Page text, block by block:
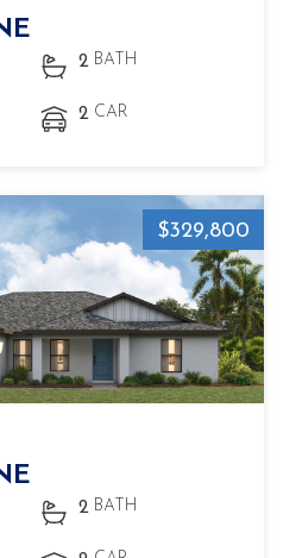
2 BATH
2 CAR
$329,800
2 BATH